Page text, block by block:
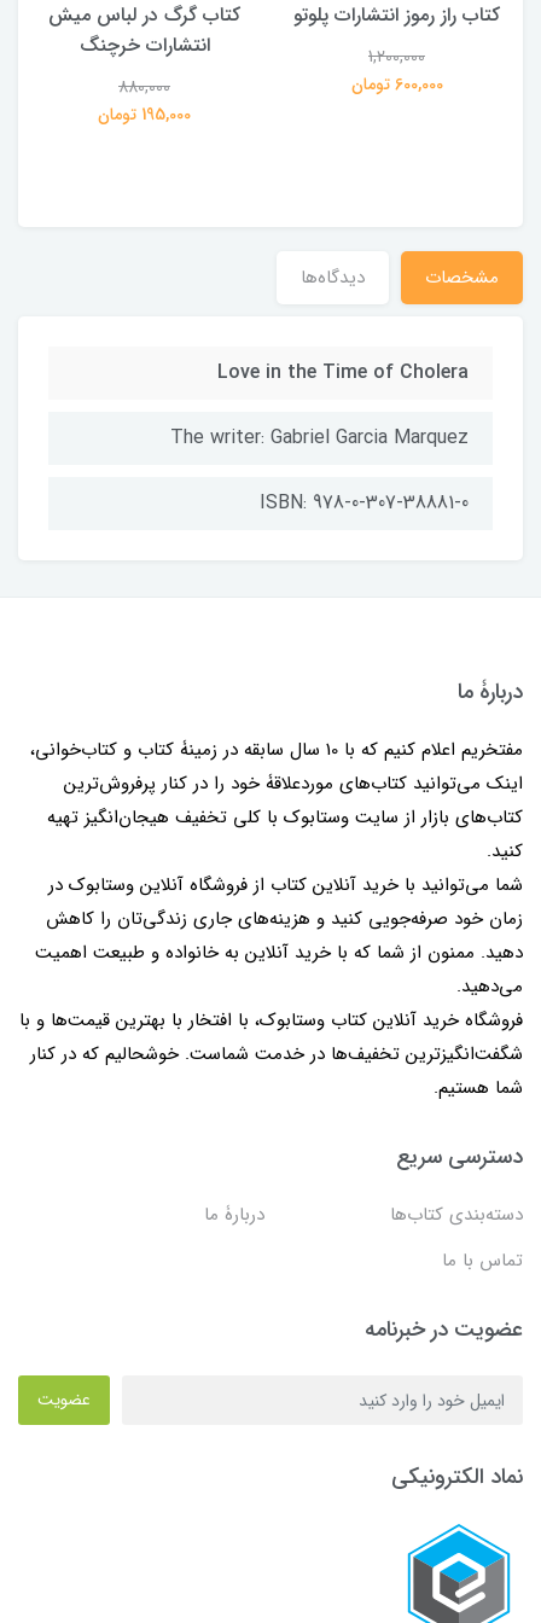
کتاب راز رموز انتشارات پلوتو
1,200,000
600,000 تومان
کتاب گرگ در لباس میش
انتشارات خرچنگ
880,000
195,000 تومان
مشخصات دیدگاه‌ها
Love in the Time of Cholera
The writer: Gabriel Garcia Marquez
ISBN: 978-0-307-38881-0
دربارۀ ما
مفتخریم اعلام کنیم که با 10 سال سابقه در زمینۀ کتاب و کتاب‌خوانی،
اینک می‌توانید کتاب‌های موردعلاقۀ خود را در کنار پرفروش‌ترین
کتاب‌های بازار از سایت وستابوک با کلی تخفیف هیجان‌انگیز تهیه
کنید.
شما می‌توانید با خرید آنلاین کتاب از فروشگاه آنلاین وستابوک در
زمان خود صرفه‌جویی کنید و هزینه‌های جاری زندگی‌تان را کاهش
دهید. ممنون از شما که با خرید آنلاین به خانواده و طبیعت اهمیت
می‌دهید.
فروشگاه خرید آنلاین کتاب وستابوک، با افتخار با بهترین قیمت‌ها و با
شگفت‌انگیزترین تخفیف‌ها در خدمت شماست. خوشحالیم که در کنار
شما هستیم.
دسترسی سریع
دسته‌بندی کتاب‌ها
دربارۀ ما
تماس با ما
عضویت در خبرنامه
عضویت
نماد الکترونیکی